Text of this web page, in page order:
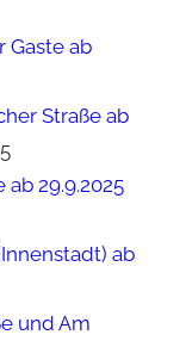
Gaste ab
Straße ab
29.9.2025
ab
und Am